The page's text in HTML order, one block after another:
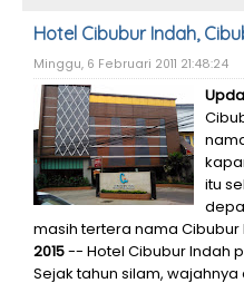
Hotel Cibubur Indah,
Minggu, 6 Februari 2011 21:48:24
itu
masih tertera nama Cibubur
2015-- Hotel Cibubur Indah
Sejak tahun silam,